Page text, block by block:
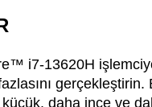
i7-13620H işlemciye
daha ince ve